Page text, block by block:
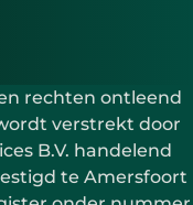
rechten ontleend
verstrekt door
B.V. handelend
te Amersfoort